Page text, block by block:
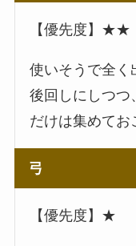
【優先度】★★
使いそうで全く
後回しにしつつ
だけは集めてお
弓
【優先度】★